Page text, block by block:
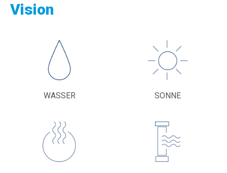
Vision
WASSER SONNE